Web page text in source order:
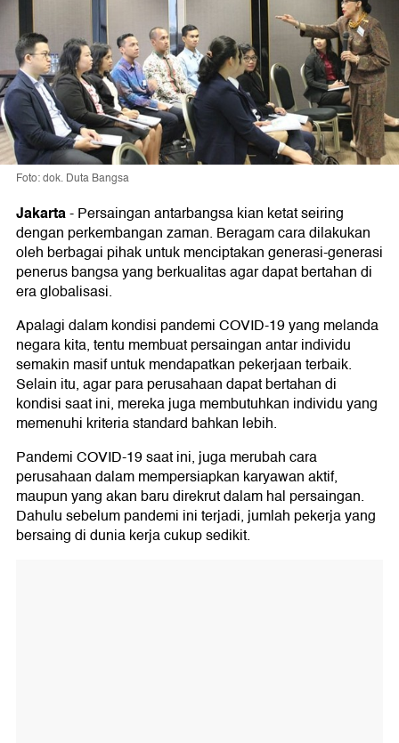
Foto: dok. Duta Bangsa
Jakarta-Persaingan antarbangsa kian ketat seiring
dengan perkembangan zaman. Beragam cara dilakukan
oleh berbagai pihak untuk menciptakan generasi-generasi
penerus bangsa yang berkualitas agar dapat bertahan di
era globalisasi.
Apalagi dalam kondisi pandemi COVID-19 yang melanda
negara kita, tentu membuat persaingan antar individu
semakin masif untuk mendapatkan pekerjaan terbaik.
Selain itu, agar para perusahaan dapat bertahan di
kondisi saat ini, mereka juga membutuhkan individu yang
memenuhi kriteria standard bahkan lebih.
Pandemi COVID-19 saat ini, juga merubah cara
perusahaan dalam mempersiapkan karyawan aktif,
maupun yang akan baru direkrut dalam hal persaingan.
Dahulu sebelum pandemi ini terjadi, jumlah pekerja yang
bersaing di dunia kerja cukup sedikit.